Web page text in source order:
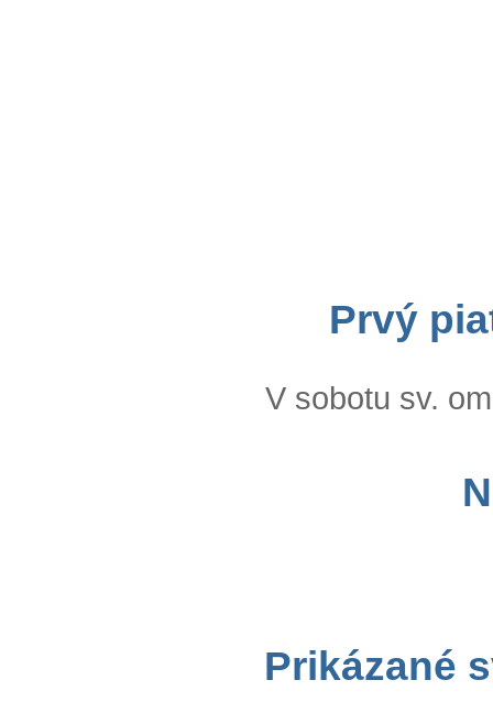
Prvý
V sobotu sv.
Prikázané